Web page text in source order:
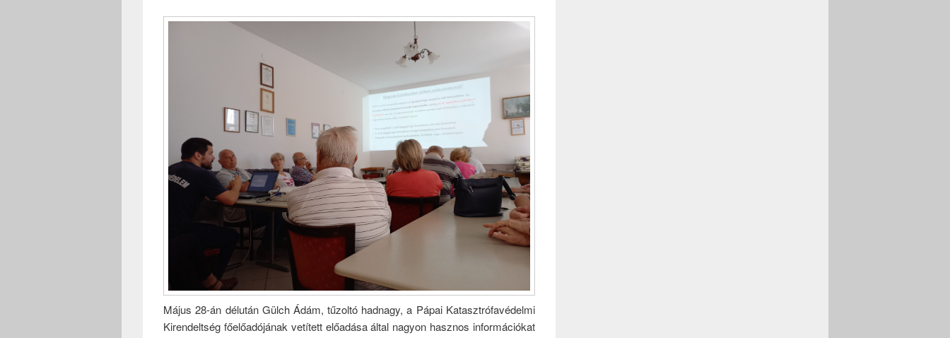
Május 28-án délután Gülch Ádám, tűzoltó hadnagy, a Pápai Katasztrófavédelmi
Kirendeltség főelőadójának vetített előadása által nagyon hasznos információkat